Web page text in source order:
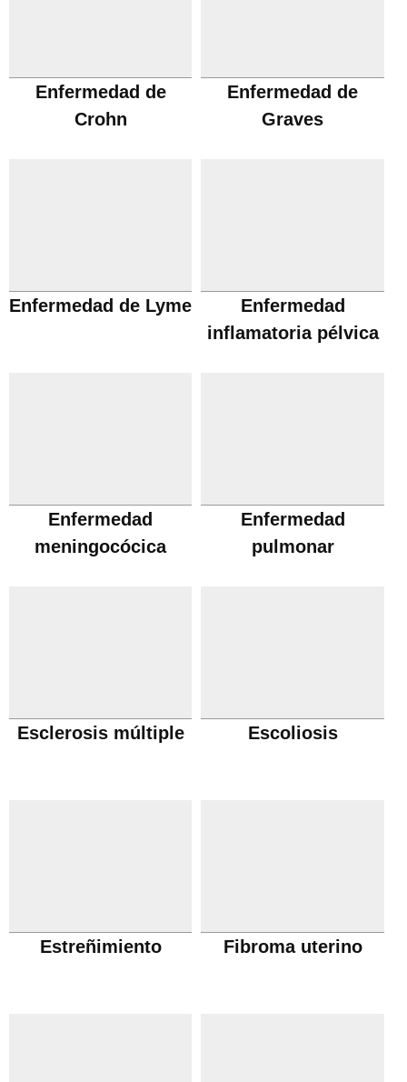
Enfermedad de
Crohn
Enfermedad de
Graves
Enfermedad de Lyme
Enfermedad
inflamatoria pélvica
Enfermedad
meningocócica
Enfermedad
pulmonar
Esclerosis múltiple Escoliosis
Estreñimiento Fibroma uterino